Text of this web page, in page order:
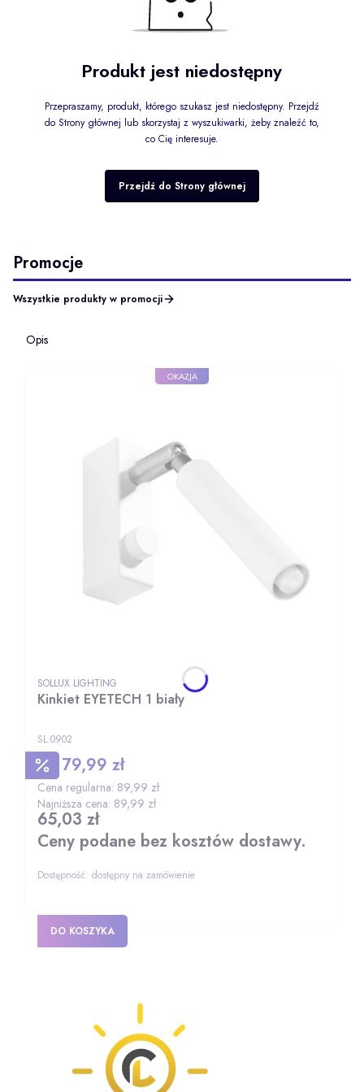
Produkt jest niedostępny
Przepraszamy, produkt, którego szukasz jest niedostępny. Przejdź
do Strony głównej lub skorzystaj z wyszukiwarki, żeby znaleźć to,
co Cię interesuje.
Przejdź do Strony głównej
Promocje
Wszystkie produkty w promocji
Opis
OKAZJA
SL.0902
Kinkiet EYETECH 1 biały
PRODUCENT
SOLLUX LIGHTING
Cena promocyjna
79,99 zł
Cena regularna: 89,99 zł
Najniższa cena: 89,99 zł
Cena
65,03 zł
Ceny podane bez kosztów dostawy.
Dostępność: dostępny na zamówienie
DO KOSZYKA